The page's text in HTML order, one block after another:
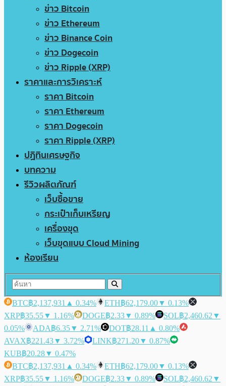
ข่าว Bitcoin
ข่าว Ethereum
ข่าว Binance Coin
ข่าว Dogecoin
ข่าว Ripple (XRP)
ราคาและการวิเคราะห์
ราคา Bitcoin
ราคา Ethereum
ราคา Dogecoin
ราคา Ripple (XRP)
ปฏิทินเศรษฐกิจ
บทความ
รีวิวผลิตภัณฑ์
เว็บซื้อขาย
กระเป๋าเก็บเหรียญ
เครื่องขุด
เว็บขุดแบบ Cloud Mining
ห้องเรียน
BTC฿2,137,931 ▲ 0.34% ETH฿62,179.00▼ 0.13%
XRP฿35.55▼ 1.16% DOGE฿2.33▼ 0.89% SOL฿2,460.62 ▼
0.05%
ADA฿6.35▼ 2.71% DOT฿28.11 ▲ 0.80%
AVAX฿221.43▼ 3.72% LINK฿271.20▼ 0.87%
KUB฿20.28▼ 0.47%
BTC฿2,137,931 ▲ 0.34% ETH฿62,179.00▼ 0.13%
XRP฿35.55▼ 1.16% DOGE฿2.33▼ 0.89% SOL฿2,460.62 ▼